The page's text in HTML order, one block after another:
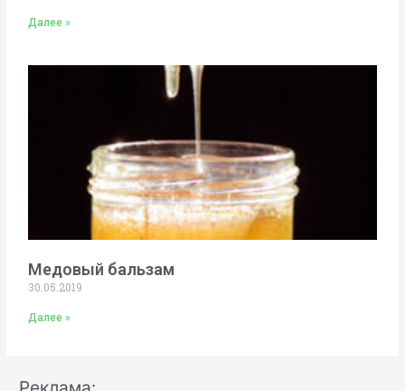
Далее »
Медовый бальзам
30.05.2019
Далее »